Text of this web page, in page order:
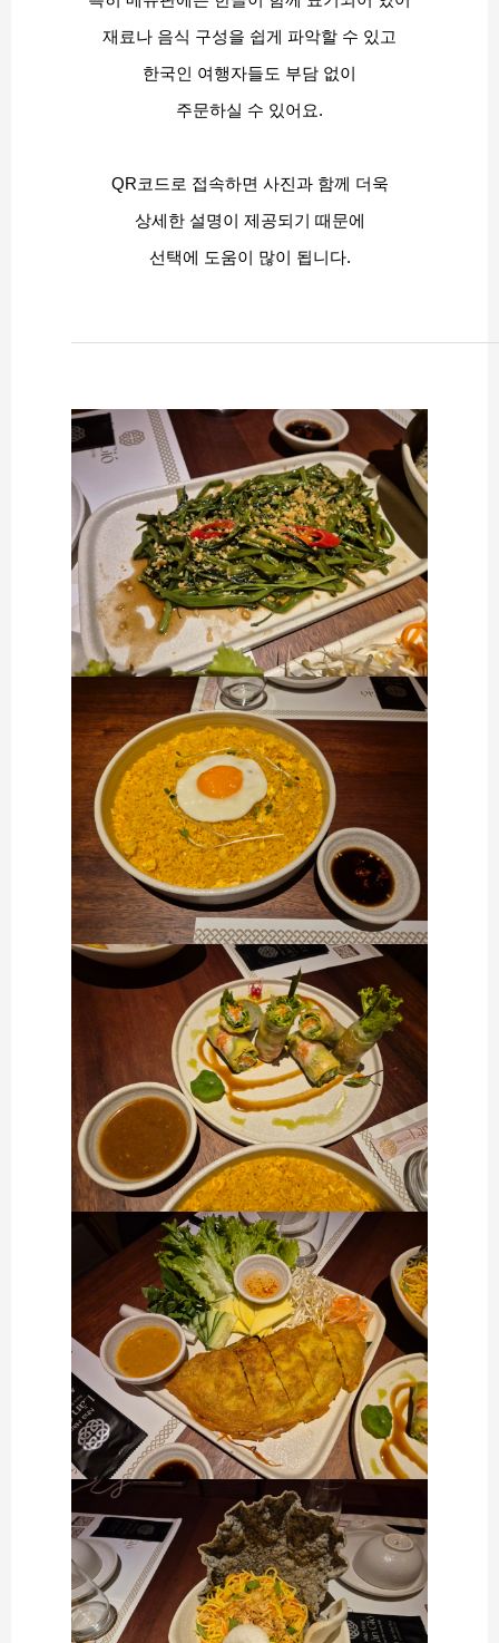
재료나 음식 구성을 쉽게 파악할 수 있고
한국인 여행자들도 부담 없이
주문하실 수 있어요.
QR코드로 접속하면 사진과 함께 더욱
상세한 설명이 제공되기 때문에
선택에 도움이 많이 됩니다.